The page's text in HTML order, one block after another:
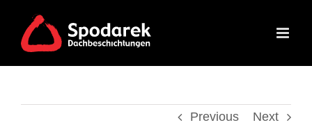
content
Previous Next